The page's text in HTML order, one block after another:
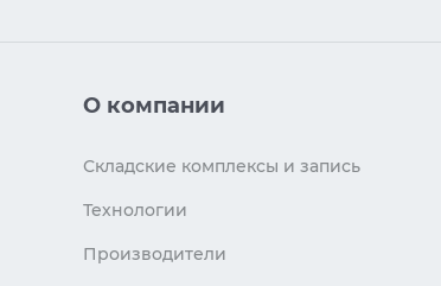
О компании
Складские комплексы и запись
Технологии
Производители